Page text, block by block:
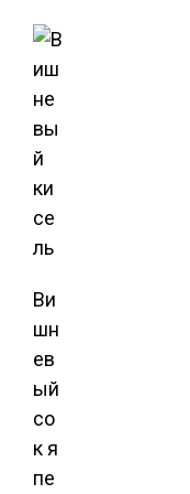
Ви
шн
ев
ый
со
к я
пе